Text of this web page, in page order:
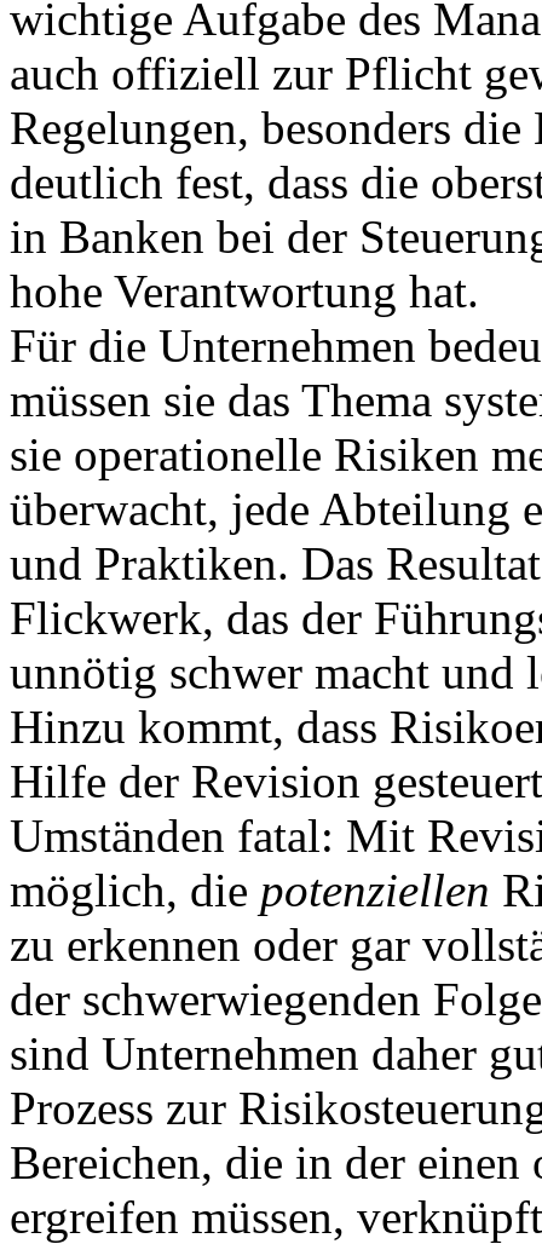
wichtige Aufgabe des
auch offiziell zur Pflicht
Regelungen, besonders
deutlich fest, dass die
in Banken bei der
hohe Verantwortung hat.
Für die Unternehmen
müssen sie das Thema
sie operationelle Risiken
überwacht, jede Abteilung
und Praktiken. Das
Flickwerk, das der
unnötig schwer macht
Hinzu kommt, dass
Hilfe der Revision
Umständen fatal: Mit
möglich, die potenziellen
zu erkennen oder gar
der schwerwiegenden
sind Unternehmen daher
Prozess zur
Bereichen, die in der einen
ergreifen müssen,